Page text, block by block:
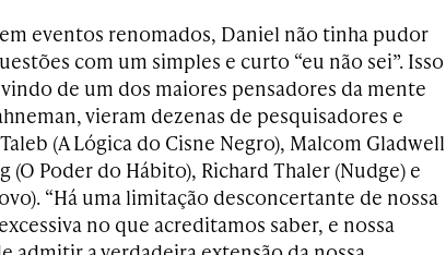
eventos renomados, Daniel não tinha pudor
com um simples e curto “eu não sei”. Isso
de um dos maiores pensadores da mente
vieram dezenas de pesquisadores e
(A Lógica do Cisne Negro), Malcom Gladwell
(O Poder do Hábito), Richard Thaler (Nudge) e
“Há uma limitação desconcertante de nossa
no que acreditamos saber, e nossa